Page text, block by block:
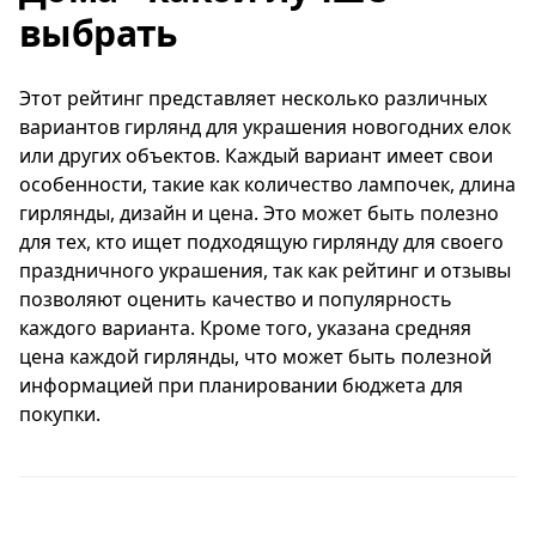
необходимости подключения к электросети.
дорогой, ее красивый внешний вид и высокое
качество делают ее инвестицией в
долговременное украшение вашего дома или
мероприятия.
Globo Lighting Venuto 29953-20' имеет
высокий рейтинг - 5.0, что является
подтверждением его популярности и
положительного отзыва покупателей.
Средняя цена этой гирлянды составляет 895
рублей, что делает ее доступной для
выбрать
Этот рейтинг представляет несколько различных
вариантов гирлянд для украшения новогодних елок
или других объектов. Каждый вариант имеет свои
особенности, такие как количество лампочек, длина
гирлянды, дизайн и цена. Это может быть полезно
для тех, кто ищет подходящую гирлянду для своего
праздничного украшения, так как рейтинг и отзывы
позволяют оценить качество и популярность
каждого варианта. Кроме того, указана средняя
цена каждой гирлянды, что может быть полезной
информацией при планировании бюджета для
покупки.